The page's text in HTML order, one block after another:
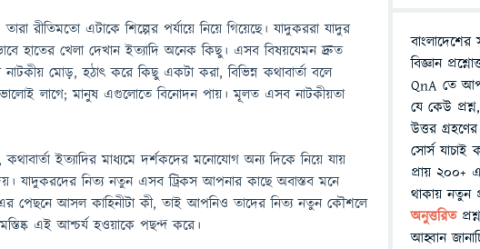
রীতিমতো এটাকে শিল্পের পর্যায়ে নিয়ে গিয়েছে। যাদুকররা যাদুর
হাতের খেলা দেখান ইত্যাদি অনেক কিছু। এসব বিষয়যেমন দ্রুত
মোড়, হঠাৎ করে কিছু একটা করা, বিভিন্ন কথাবার্তা বলে
লাগে; মানুষ এগুলোতে বিনোদন পায়। মূলত এসব নাটকীয়তা
ইত্যাদির মাধ্যমে দর্শকদের মনোযোগ অন্য দিকে নিয়ে যায়
যাদুকরদের নিত্য নতুন এসব ট্রিকস আপনার কাছে অবাস্তব মনে
পেছনে আসল কাহিনীটা কী, তাই আপনিও তাদের নিত্য নতুন কৌশলে
এই আশ্চর্য হওয়াকে পছন্দ করে।
বিজ্ঞান
QnA তে
যে কেউ
উত্তর
সোর্স
প্রায়
থাকায় নতুন
অনুত্তরিত
আহ্বান